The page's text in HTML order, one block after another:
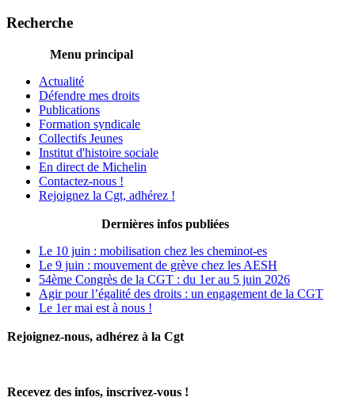
Recherche
Menu principal
Actualité
Défendre mes droits
Publications
Formation syndicale
Collectifs Jeunes
Institut d'histoire sociale
En direct de Michelin
Contactez-nous !
Rejoignez la Cgt, adhérez !
Dernières infos publiées
Le 10 juin : mobilisation chez les cheminot-es
Le 9 juin : mouvement de grève chez les AESH
54ème Congrès de la CGT : du 1er au 5 juin 2026
Agir pour l’égalité des droits : un engagement de la CGT
Le 1er mai est à nous !
Rejoignez-nous, adhérez à la Cgt
Recevez des infos, inscrivez-vous !